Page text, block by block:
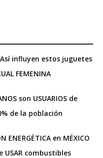
Así influyen estos juguetes
FEMENINA
son USUARIOS de
de la población
ENERGÉTICA en MÉXICO
USAR combustibles